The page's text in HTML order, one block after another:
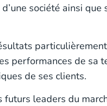
société ainsi que
performances de sa
de ses clients.
leaders du